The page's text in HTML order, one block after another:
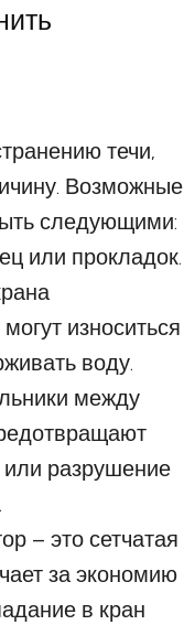
течи,
Возможные
следующими:
или прокладок.
износиться
воду.
между
или разрушение
– это сетчатая
за экономию
в кран